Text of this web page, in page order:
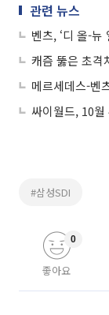
관련 뉴스
캐즘 뚫은 초
메르세데스-벤
#삼성SDI
좋아요
0